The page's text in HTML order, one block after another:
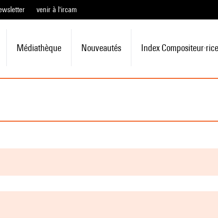
venir à l'ircam
Médiathèque Nouveautés Index Compositeur·rice